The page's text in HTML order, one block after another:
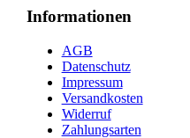
Informationen
AGB
Datenschutz
Impressum
Versandkosten
Widerruf
Zahlungsarten